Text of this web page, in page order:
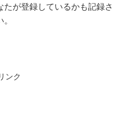
が登録しているかも記録さ
ンク